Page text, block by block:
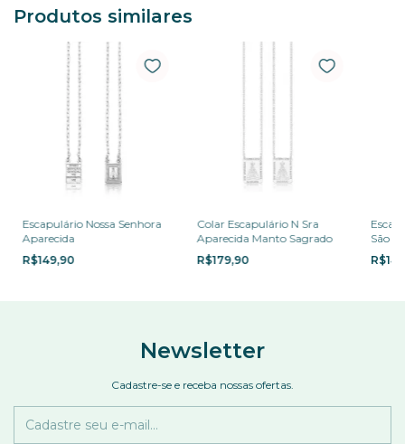
Produtos similares
Escapulário Nossa Senhora
Aparecida
R$149,90
Colar Escapulário N Sra
Aparecida Manto Sagrado
R$179,90
São
Newsletter
Cadastre-se e receba nossas ofertas.